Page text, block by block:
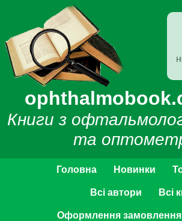
Книги з
та
Головна Новинки
Всі автори Всі
Оформлення замовлення